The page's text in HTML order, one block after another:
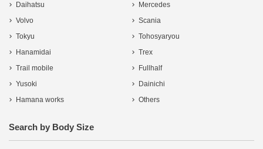
Daihatsu
Mercedes
Volvo
Scania
Tokyu
Tohosyaryou
Hanamidai
Trex
Trail mobile
Fullhalf
Yusoki
Dainichi
Hamana works
Others
Search by Body Size